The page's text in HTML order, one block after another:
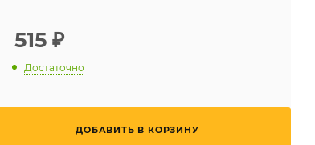
515 ₽
Достаточно
ДОБАВИТЬ В КОРЗИНУ